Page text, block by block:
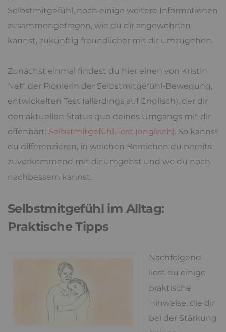
Selbstmitgefühl, noch einige weitere Informationen
zusammengetragen, wie du dir angewöhnen
kannst, zukünftig freundlicher mit dir umzugehen.
Zunächst einmal findest du hier einen von Kristin
Neff, der Pionierin der Selbstmitgefühl-Bewegung,
entwickelten Test (allerdings auf Englisch), der dir
den aktuellen Status quo deines Umgangs mit dir
offenbart: Selbstmitgefühl-Test (englisch). So kannst
du differenzieren, in welchen Bereichen du bereits
zuvorkommend mit dir umgehst und wo du noch
nachbessern kannst.
Selbstmitgefühl im Alltag:
Praktische Tipps
Nachfolgend
liest du einige
praktische
Hinweise, die dir
bei der Stärkung